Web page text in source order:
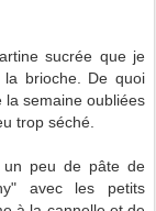
sucrée que je
brioche. De quoi
la semaine oubliées
trop séché.
un peu de pâte de
avec les petits